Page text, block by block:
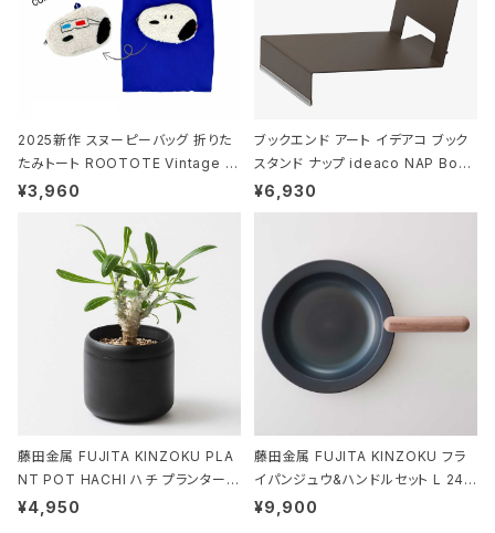
2025新作 スヌーピーバッグ 折りた
たみトート ROOTOTE Vintage P
EANUTS ROO-shopper mid 84
ド.ピーナッツ-0P 3Dグラス
¥3,960
ブックエンド アート イデアコ ブック
スタンド ナップ ideaco NAP Book
stand ブラウン
¥6,930
藤田金属 FUJITA KINZOKU PLA
NT POT HACHI ハチ プランターポ
ット 3号 ブラック
¥4,950
藤田金属 FUJITA KINZOKU フラ
イパンジュウ&ハンドルセット L 24c
m ガス火・IH対応 鉄フライパン ウォ
¥9,900